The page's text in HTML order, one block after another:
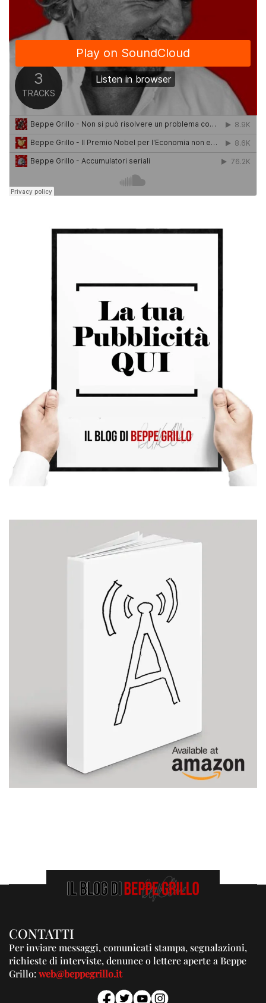
CONTATTI
Per inviare messaggi, comunicati stampa, segnalazioni,
richieste di interviste, denunce o lettere aperte a Beppe
Grillo:web@beppegrillo.it